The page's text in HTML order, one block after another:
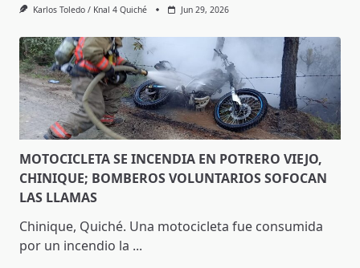
Karlos Toledo / Knal 4 Quiché Jun 29, 2026
MOTOCICLETA SE INCENDIA EN POTRERO VIEJO,
CHINIQUE; BOMBEROS VOLUNTARIOS SOFOCAN
LAS LLAMAS
Chinique, Quiché. Una motocicleta fue consumida
por un incendio la ...